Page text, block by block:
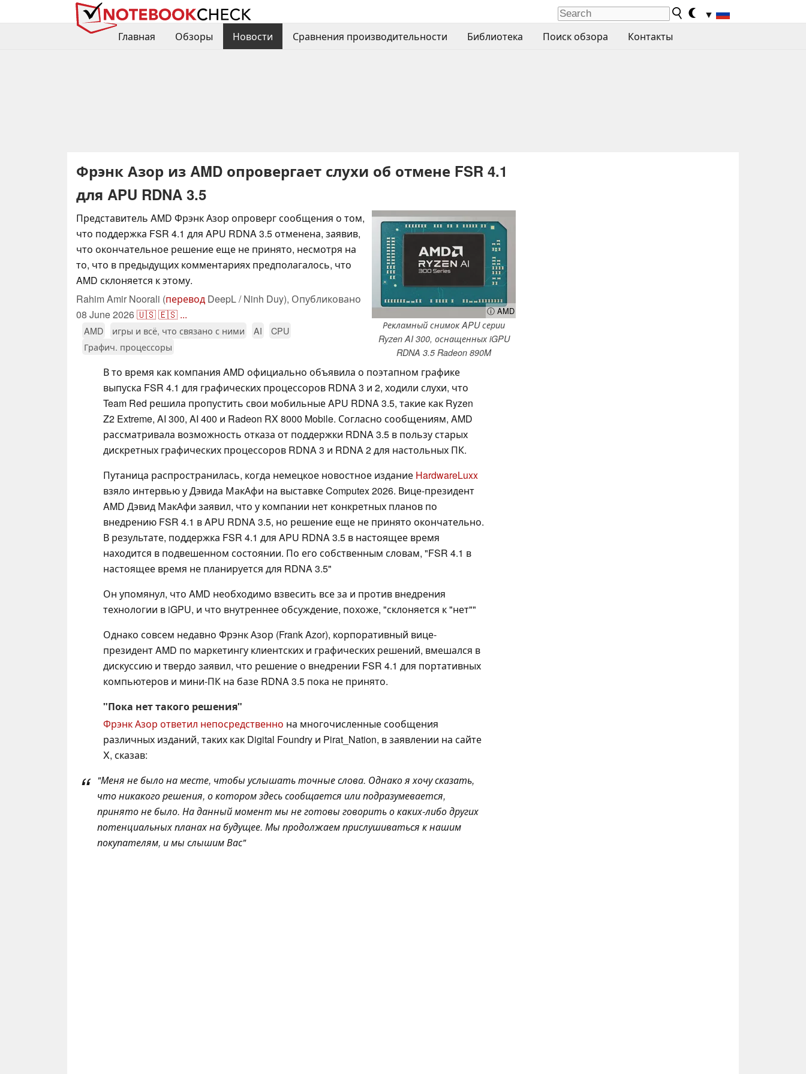
▼
Главная
Обзоры Новости Сравнения производительности Библиотека Поиск обзора Контакты
Фрэнк Азор из AMD опровергает слухи об отмене FSR 4.1
для APU RDNA 3.5
ⓘ AMD
Рекламный снимок APU серии
Ryzen AI 300, оснащенных iGPU
RDNA 3.5 Radeon 890M
Представитель AMD Фрэнк Азор опроверг сообщения о том,
что поддержка FSR 4.1 для APU RDNA 3.5 отменена, заявив,
что окончательное решение еще не принято, несмотря на
то, что в предыдущих комментариях предполагалось, что
AMD склоняется к этому.
Rahim Amir Noorali (перевод DeepL / Ninh Duy), Опубликовано
08 June 2026🇺🇸🇪🇸 ...
AMD игры и всё, что связано с ними AI
CPU
Графич. процессоры
В то время как компания AMD официально объявила о поэтапном графике
выпуска FSR 4.1 для графических процессоров RDNA 3 и 2, ходили слухи, что
Team Red решила пропустить свои мобильные APU RDNA 3.5, такие как Ryzen
Z2 Extreme, AI 300, AI 400 и Radeon RX 8000 Mobile. Согласно сообщениям, AMD
рассматривала возможность отказа от поддержки RDNA 3.5 в пользу старых
дискретных графических процессоров RDNA 3 и RDNA 2 для настольных ПК.
Путаница распространилась, когда немецкое новостное издание HardwareLuxx
взяло интервью у Дэвида МакАфи на выставке Computex 2026. Вице-президент
AMD Дэвид МакАфи заявил, что у компании нет конкретных планов по
внедрению FSR 4.1 в APU RDNA 3.5, но решение еще не принято окончательно.
В результате, поддержка FSR 4.1 для APU RDNA 3.5 в настоящее время
находится в подвешенном состоянии. По его собственным словам, "FSR 4.1 в
настоящее время не планируется для RDNA 3.5"
Он упомянул, что AMD необходимо взвесить все за и против внедрения
технологии в iGPU, и что внутреннее обсуждение, похоже, "склоняется к "нет""
Однако совсем недавно Фрэнк Азор (Frank Azor), корпоративный вице-
президент AMD по маркетингу клиентских и графических решений, вмешался в
дискуссию и твердо заявил, что решение о внедрении FSR 4.1 для портативных
компьютеров и мини-ПК на базе RDNA 3.5 пока не принято.
"Пока нет такого решения"
Фрэнк Азор ответил непосредственно на многочисленные сообщения
различных изданий, таких как Digital Foundry и Pirat_Nation, в заявлении на сайте
X, сказав:
"Меня не было на месте, чтобы услышать точные слова. Однако я хочу сказать,
что никакого решения, о котором здесь сообщается или подразумевается,
принято не было. На данный момент мы не готовы говорить о каких-либо других
потенциальных планах на будущее. Мы продолжаем прислушиваться к нашим
покупателям, и мы слышим Вас"